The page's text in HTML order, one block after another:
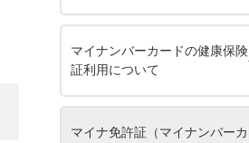
マイナンバーカードの健康保険
証利用について
マイナ免許証（マイナンバーカ